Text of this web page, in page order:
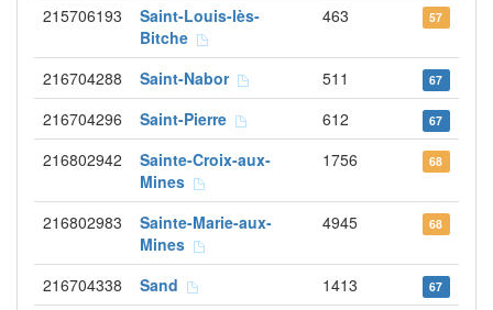
215706193
Saint-Louis-lès-
Bitche
463 57
216704288 Saint-Nabor 511 67
216704296 Saint-Pierre 612 67
216802942
Sainte-Croix-aux-
Mines
1756 68
216802983
Sainte-Marie-aux-
Mines
4945 68
216704338 Sand 1413 67